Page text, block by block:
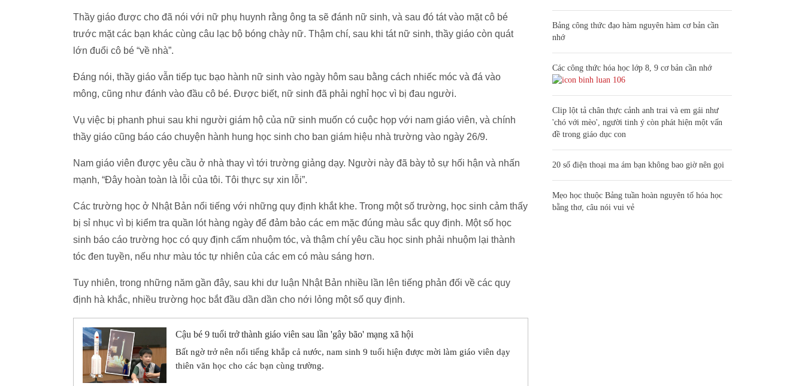
Thầy giáo được cho đã nói với nữ phụ huynh rằng ông ta sẽ đánh nữ sinh, và sau đó tát vào mặt cô bé
trước mặt các bạn khác cùng câu lạc bộ bóng chày nữ. Thậm chí, sau khi tát nữ sinh, thầy giáo còn quát
lớn đuổi cô bé “về nhà”.
Đáng nói, thầy giáo vẫn tiếp tục bạo hành nữ sinh vào ngày hôm sau bằng cách nhiếc móc và đá vào
mông, cũng như đánh vào đầu cô bé. Được biết, nữ sinh đã phải nghỉ học vì bị đau người.
Vụ việc bị phanh phui sau khi người giám hộ của nữ sinh muốn có cuộc họp với nam giáo viên, và chính
thầy giáo cũng báo cáo chuyện hành hung học sinh cho ban giám hiệu nhà trường vào ngày 26/9.
Nam giáo viên được yêu cầu ở nhà thay vì tới trường giảng dạy. Người này đã bày tỏ sự hối hận và nhấn
mạnh, “Đây hoàn toàn là lỗi của tôi. Tôi thực sự xin lỗi”.
Các trường học ở Nhật Bản nổi tiếng với những quy định khắt khe. Trong một số trường, học sinh cảm thấy
bị sỉ nhục vì bị kiểm tra quần lót hàng ngày để đảm bảo các em mặc đúng màu sắc quy định. Một số học
sinh báo cáo trường học có quy định cấm nhuộm tóc, và thậm chí yêu cầu học sinh phải nhuộm lại thành
tóc đen tuyền, nếu như màu tóc tự nhiên của các em có màu sáng hơn.
Tuy nhiên, trong những năm gần đây, sau khi dư luận Nhật Bản nhiều lần lên tiếng phản đối về các quy
định hà khắc, nhiều trường học bắt đầu dần dần cho nới lỏng một số quy định.
Cậu bé 9 tuổi trở thành giáo viên sau lần 'gây bão' mạng xã hội
Bất ngờ trở nên nổi tiếng khắp cả nước, nam sinh 9 tuổi hiện được mời làm giáo viên dạy
thiên văn học cho các bạn cùng trường.
Bảng công thức đạo hàm nguyên hàm cơ bản cần
nhớ
Các công thức hóa học lớp 8, 9 cơ bản cần nhớ
106
Clip lột tả chân thực cảnh anh trai và em gái như
'chó với mèo', người tinh ý còn phát hiện một vấn
đề trong giáo dục con
20 số điện thoại ma ám bạn không bao giờ nên gọi
Mẹo học thuộc Bảng tuần hoàn nguyên tố hóa học
bằng thơ, câu nói vui vẻ